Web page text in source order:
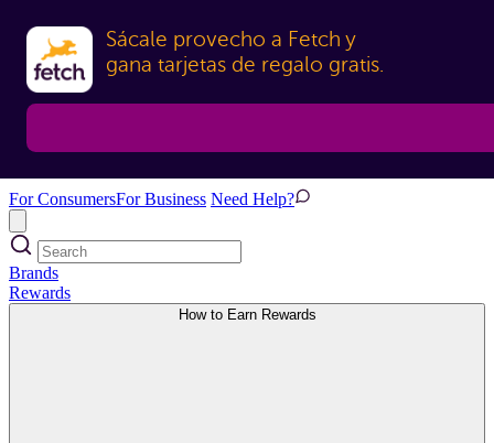
Sácale provecho a Fetch y
gana tarjetas de regalo gratis.
For ConsumersFor Business Need Help?
Brands
Rewards
How to Earn Rewards